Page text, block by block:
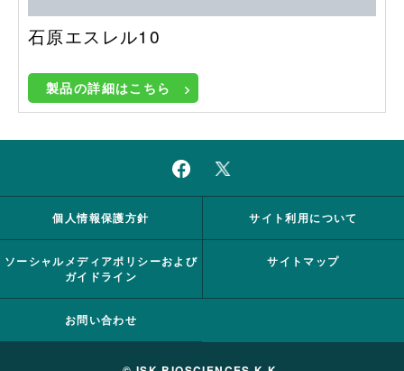
石原エスレル10
製品の詳細はこちら
個人情報保護方針 サイト利用について
ソーシャルメディアポリシーおよび
ガイドライン
サイトマップ
お問い合わせ